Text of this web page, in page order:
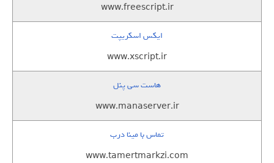
www.freescript.ir
ایکس اسکریپت
www.xscript.ir
هاست سی پنل
www.manaserver.ir
تماس با مینا درب
www.tamertmarkzi.com